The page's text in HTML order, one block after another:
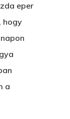
eper
hogy
a